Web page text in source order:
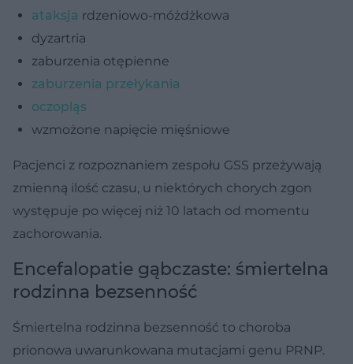
ataksja rdzeniowo-móżdżkowa
dyzartria
zaburzenia otępienne
zaburzenia przełykania
oczopląs
wzmożone napięcie mięśniowe
Pacjenci z rozpoznaniem zespołu GSS przeżywają
zmienną ilość czasu, u niektórych chorych zgon
występuje po więcej niż 10 latach od momentu
zachorowania.
Encefalopatie gąbczaste: śmiertelna
rodzinna bezsenność
Śmiertelna rodzinna bezsenność to choroba
prionowa uwarunkowana mutacjami genu PRNP.